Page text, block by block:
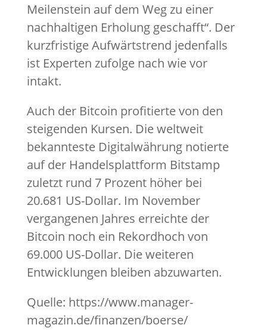
Meilenstein auf dem Weg zu einer
nachhaltigen Erholung geschafft“. Der
kurzfristige Aufwärtstrend jedenfalls
ist Experten zufolge nach wie vor
intakt.
Auch der Bitcoin profitierte von den
steigenden Kursen. Die weltweit
bekannteste Digitalwährung notierte
auf der Handelsplattform Bitstamp
zuletzt rund 7 Prozent höher bei
20.681 US-Dollar. Im November
vergangenen Jahres erreichte der
Bitcoin noch ein Rekordhoch von
69.000 US-Dollar. Die weiteren
Entwicklungen bleiben abzuwarten.
Quelle: https://www.manager-
magazin.de/finanzen/boerse/